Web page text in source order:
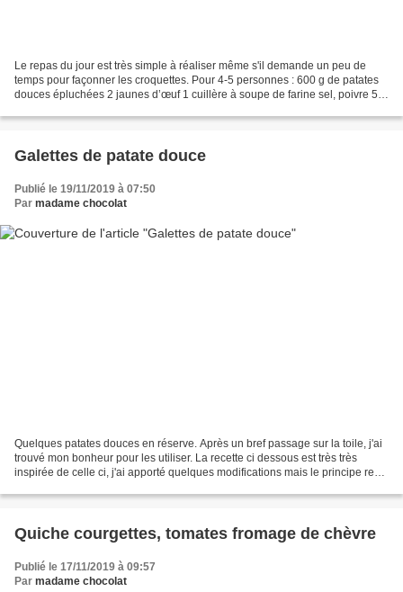
Le repas du jour est très simple à réaliser même s'il demande un peu de
temps pour façonner les croquettes. Pour 4-5 personnes : 600 g de patates
douces épluchées 2 jaunes d’œuf 1 cuillère à soupe de farine sel, poivre 50
Galettes de patate douce
Publié le 19/11/2019 à 07:50
Par madame chocolat
Quelques patates douces en réserve. Après un bref passage sur la toile, j'ai
trouvé mon bonheur pour les utiliser. La recette ci dessous est très très
inspirée de celle ci, j'ai apporté quelques modifications mais le principe reste
Quiche courgettes, tomates fromage de chèvre
Publié le 17/11/2019 à 09:57
Par madame chocolat